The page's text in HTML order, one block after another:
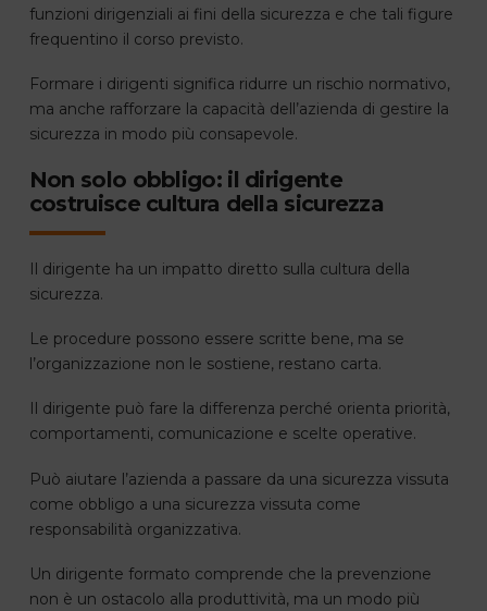
funzioni dirigenziali ai fini della sicurezza e che tali figure
frequentino il corso previsto.
Formare i dirigenti significa ridurre un rischio normativo,
ma anche rafforzare la capacità dell’azienda di gestire la
sicurezza in modo più consapevole.
Non solo obbligo: il dirigente
costruisce cultura della sicurezza
Il dirigente ha un impatto diretto sulla cultura della
sicurezza.
Le procedure possono essere scritte bene, ma se
l’organizzazione non le sostiene, restano carta.
Il dirigente può fare la differenza perché orienta priorità,
comportamenti, comunicazione e scelte operative.
Può aiutare l’azienda a passare da una sicurezza vissuta
come obbligo a una sicurezza vissuta come
responsabilità organizzativa.
Un dirigente formato comprende che la prevenzione
non è un ostacolo alla produttività, ma un modo più